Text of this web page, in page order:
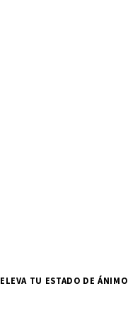
ELEVA TU ESTADO DE ÁNIMO